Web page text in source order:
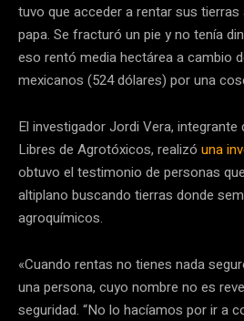
tuvo que acceder a rentar sus
papa. Se fracturó un pie y no tenía
eso rentó media hectárea a cambio
mexicanos (524 dólares) por una
El investigador Jordi Vera,
Libres de Agrotóxicos, realizó una
obtuvo el testimonio de personas
altiplano buscando tierras donde
agroquímicos.
«Cuando rentas no tienes nada
una persona, cuyo nombre no es
seguridad. “No lo hacíamos por ir a